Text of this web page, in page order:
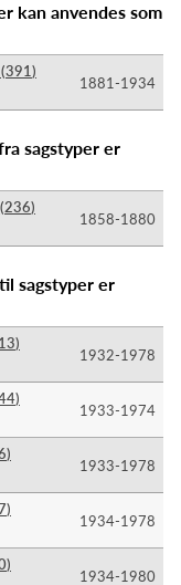
kan anvendes som
(391)
1881-​1934
sagstyper er
(236)
1858-​1880
sagstyper er
)
1932-​1978
)
1933-​1974
)
1933-​1978
)
1934-​1978
)
1934-​1980